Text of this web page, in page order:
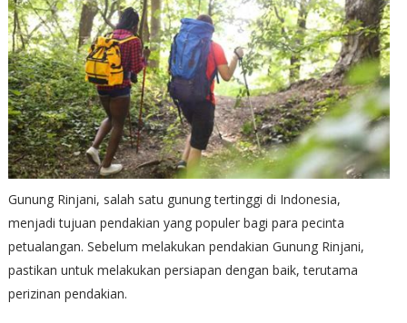
Gunung Rinjani, salah satu gunung tertinggi di Indonesia,
menjadi tujuan pendakian yang populer bagi para pecinta
petualangan. Sebelum melakukan pendakian Gunung Rinjani,
pastikan untuk melakukan persiapan dengan baik, terutama
perizinan pendakian.